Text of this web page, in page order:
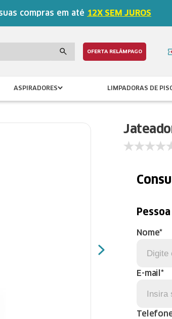
compras em até 12X SEM JUROS
OFERTA RELÂMPAGO
ASPIRADORES LIMPADORAS DE
Nome*
E-mail*